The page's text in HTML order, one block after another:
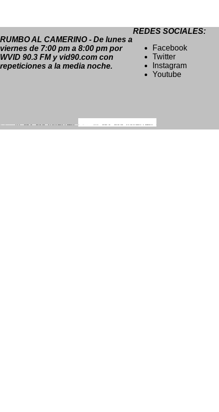
RUMBO AL CAMERINO - De lunes a
viernes de 7:00 pm a 8:00 pm por
WVID 90.3 FM y vid90.com con
repeticiones a la media noche.
REDES SOCIALES:
Facebook
Twitter
Instagram
Youtube